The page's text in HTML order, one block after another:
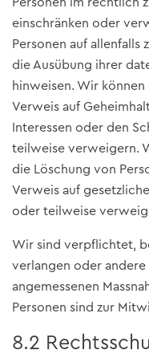
einschränken oder
Personen auf allenfalls
die Ausübung ihrer
hinweisen. Wir
Verweis auf
Interessen oder den
teilweise verweigern.
die Löschung von
Verweis auf
oder teilweise
Wir sind verpflichtet,
verlangen oder
angemessenen
Personen sind zur
8.2